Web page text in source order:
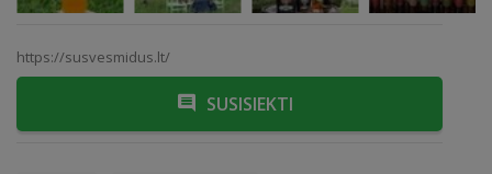
https://susvesmidus.lt/
SUSISIEKTI